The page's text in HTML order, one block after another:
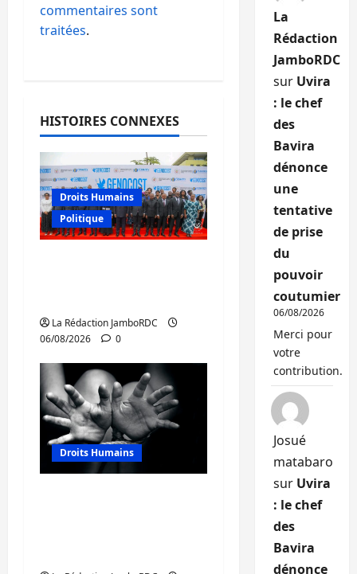
commentaires sont
traitées.
HISTOIRES CONNEXES
Droits Humains
Politique
La Rédaction JamboRDC
06/08/2026
0
Droits Humains
La
Rédaction
JamboRDC
sur Uvira
: le chef
des
Bavira
dénonce
une
tentative
de prise
du
pouvoir
coutumier
06/08/2026
Merci pour
votre
contribution.
Josué
matabaro
sur Uvira
: le chef
des
Bavira
dénonce